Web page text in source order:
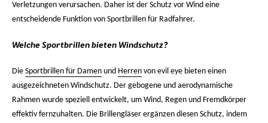
Verletzungen verursachen. Daher ist der Schutz vor Wind eine
entscheidende Funktion von Sportbrillen für Radfahrer.
Welche Sportbrillen bieten Windschutz?
Die Sportbrillen für Damen und Herren von evil eye bieten einen
ausgezeichneten Windschutz. Der gebogene und aerodynamische
Rahmen wurde speziell entwickelt, um Wind, Regen und Fremdkörper
effektiv fernzuhalten. Die Brillengläser ergänzen diesen Schutz, indem